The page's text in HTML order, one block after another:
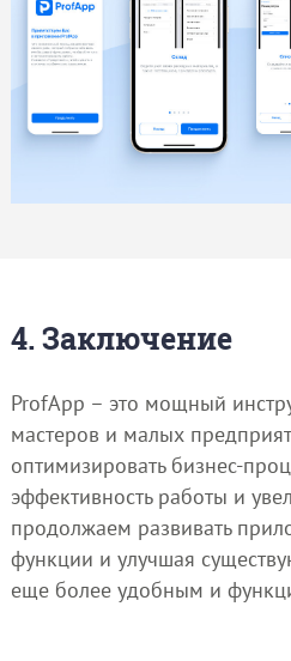
4. Заключение
ProfApp – это мощный
мастеров и малых
оптимизировать бизнес-
эффективность работы и
продолжаем развивать
функции и улучшая
еще более удобным и